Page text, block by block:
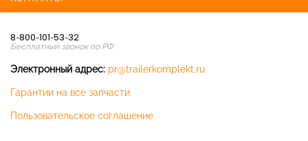
8-800-101-53-32
Бесплатный звонок по РФ
Электронный адрес: pr@trailerkomplekt.ru
Гарантии на все запчасти
Пользовательское соглашение